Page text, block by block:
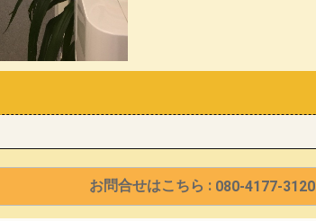
お問合せはこちら :080-4177-3120